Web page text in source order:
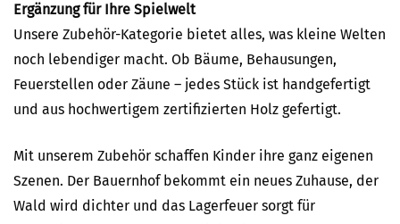
Ergänzung für Ihre Spielwelt
Unsere Zubehör-Kategorie bietet alles, was kleine Welten
noch lebendiger macht. Ob Bäume, Behausungen,
Feuerstellen oder Zäune – jedes Stück ist handgefertigt
und aus hochwertigem zertifizierten Holz gefertigt.
Mit unserem Zubehör schaffen Kinder ihre ganz eigenen
Szenen. Der Bauernhof bekommt ein neues Zuhause, der
Wald wird dichter und das Lagerfeuer sorgt für